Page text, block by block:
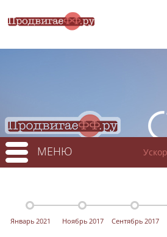
МЕНЮ
Январь 2021 Ноябрь 2017 Сентябрь 2017